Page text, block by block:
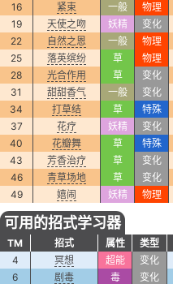
16
紧束 一般 物理
19
天使之吻 妖精 变化
22
自然之恩 一般 物理
25
落英缤纷 草 物理
28
光合作用 草 变化
31
甜甜香气 一般 变化
34
打草结 草 特殊
37
花疗 妖精 变化
40
花瓣舞 草 特殊
43
芳香治疗 草 变化
46
青草场地 草 变化
49
嬉闹 妖精 物理
可用的招式学习器
TM 招式 属性 类型
4
冥想 超能 变化
6
剧毒 毒 变化